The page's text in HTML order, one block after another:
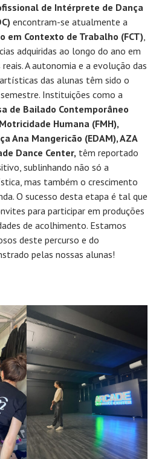
de Intérprete de Dança
encontram-se atualmente a
em Contexto de Trabalho (FCT),
adquiridas ao longo do ano em
A autonomia e a evolução das
das alunas têm sido o
Instituições como a
de Bailado Contemporâneo
Humana (FMH),
Ana Mangericão (EDAM), AZA
Dance Center, têm reportado
sublinhando não só a
mas também o crescimento
O sucesso desta etapa é tal que
para participar em produções
de acolhimento. Estamos
deste percurso e do
pelas nossas alunas!